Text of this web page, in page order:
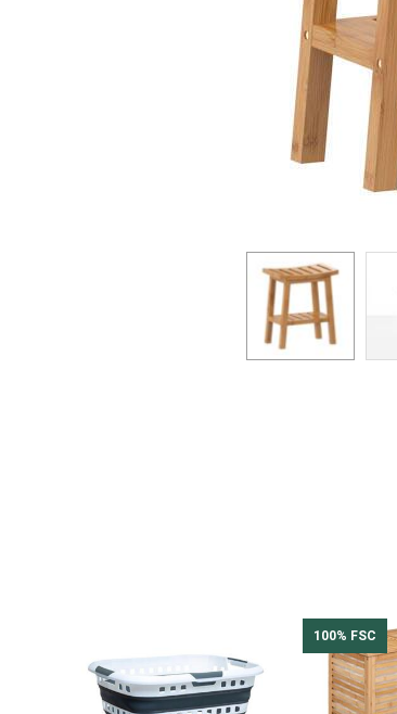
100% FSC